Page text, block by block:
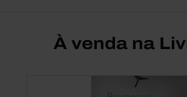
À venda na